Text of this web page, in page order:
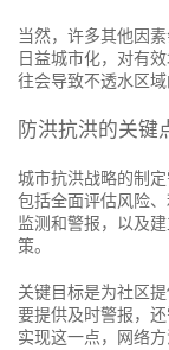
当然，许多其他因
日益城市化，对有
往会导致不透水区
防洪抗洪的关键
城市抗洪战略的制
包括全面评估风险
监测和警报，以及
策。
关键目标是为社区
要提供及时警报，
实现这一点，网络